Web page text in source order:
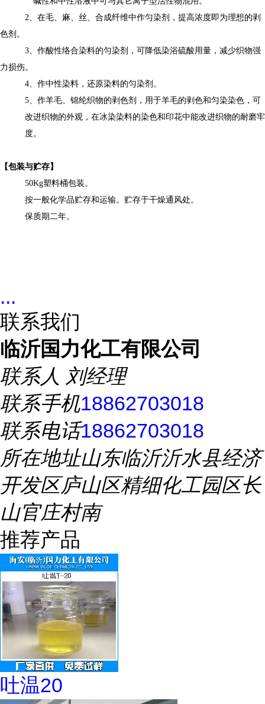
2、在毛、麻、丝、合成纤维中作匀染剂，提高浓度即为理想的剥
色剂。
3、作酸性络合染料的匀染剂 ， 可降低染浴硫酸用量，减少织物强
力损伤。
4、作中性染料 ， 还原染料的匀染剂。
5、作羊毛、锦纶织物的剥色剂，用于羊毛的剥色和匀染染色，可
改进织物的外观，在冰染染料的染色和印花中能改进织物的耐磨牢
度。
【包装与贮存】
50Kg塑料桶包装。
按一般化学品贮存和运输。贮存于干燥通风处。
保质期二年。
...
联系我们
临沂国力化工有限公司
联系人 刘经理
联系手机18862703018
联系电话18862703018
所在地址山东临沂沂水县经济
开发区庐山区精细化工园区长
山官庄村南
推荐产品
吐温20